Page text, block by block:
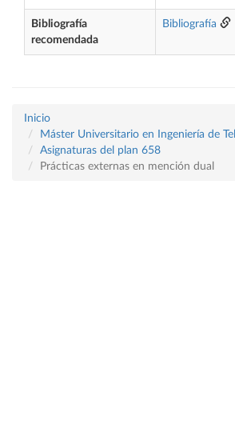
Bibliografía
recomendada
Bibliografía
Inicio
Máster Universitario en Ingeniería de
Asignaturas del plan 658
Prácticas externas en mención dual